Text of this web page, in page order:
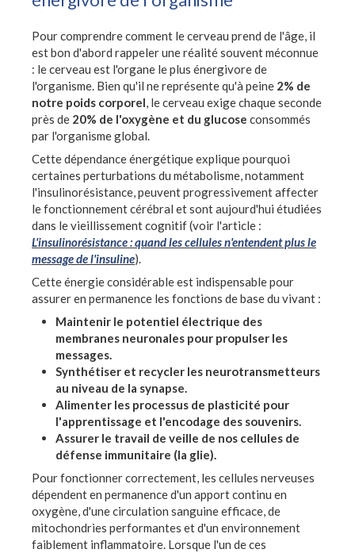
Pour comprendre comment le cerveau prend de l'âge, il
est bon d'abord rappeler une réalité souvent méconnue
: le cerveau est l'organe le plus énergivore de
l'organisme. Bien qu'il ne représente qu'à peine 2% de
notre poids corporel, le cerveau exige chaque seconde
près de 20% de l'oxygène et du glucose consommés
par l'organisme global.
Cette dépendance énergétique explique pourquoi
certaines perturbations du métabolisme, notamment
l'insulinorésistance, peuvent progressivement affecter
le fonctionnement cérébral et sont aujourd'hui étudiées
dans le vieillissement cognitif (voir l'article :
L'insulinorésistance : quand les cellules n'entendent plus le
message de l'insuline).
Cette énergie considérable est indispensable pour
assurer en permanence les fonctions de base du vivant :
Maintenir le potentiel électrique des
membranes neuronales pour propulser les
messages.
Synthétiser et recycler les neurotransmetteurs
au niveau de la synapse.
Alimenter les processus de plasticité pour
l'apprentissage et l'encodage des souvenirs.
Assurer le travail de veille de nos cellules de
défense immunitaire (la glie).
Pour fonctionner correctement, les cellules nerveuses
dépendent en permanence d'un apport continu en
oxygène, d'une circulation sanguine efficace, de
mitochondries performantes et d'un environnement
faiblement inflammatoire. Lorsque l'un de ces